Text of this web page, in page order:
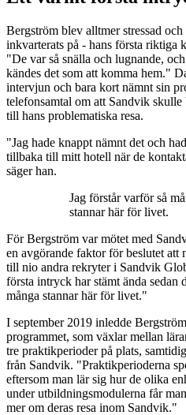
Bergström blev alltmer stressad
inkvarterats på - hans första riktiga
"De var så snälla och lugnande,
kändes det som att komma hem."
intervjun och bara kort nämnt sin
telefonsamtal om att Sandvik
till hans problematiska resa.
"Jag hade knappt nämnt det och
tillbaka till mitt hotell när de
säger han.
Jag förstår varför så
stannar här för livet.
För Bergström var mötet med
en avgörande faktor för beslutet att
till nio andra rekryter i Sandvik
första intryck har stämt ända sedan
många stannar här för livet."
I september 2019 inledde
programmet, som växlar mellan
tre praktikperioder på plats,
från Sandvik. "Praktikperioderna
eftersom man lär sig hur de olika
under utbildningsmodulerna får
mer om deras resa inom Sandvik."